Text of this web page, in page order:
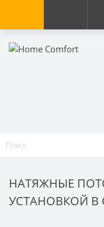
НАТЯЖНЫЕ
УСТАНОВКОЙ В